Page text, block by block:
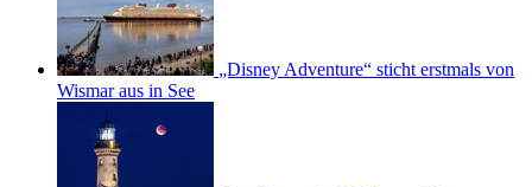
„Disney Adventure“ sticht erstmals von
Wismar aus in See